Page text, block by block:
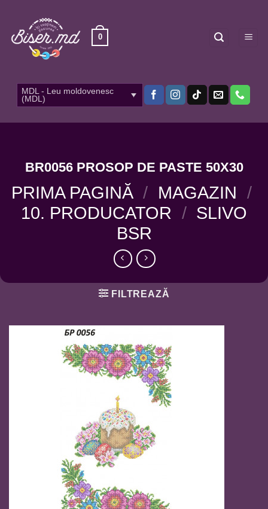
content
0
MDL - Leu moldovenesc
(MDL)
BR0056 PROSOP DE PASTE 50X30
PRIMA PAGINĂ / MAGAZIN /
10. PRODUCATOR / SLIVO
BSR
FILTREAZĂ